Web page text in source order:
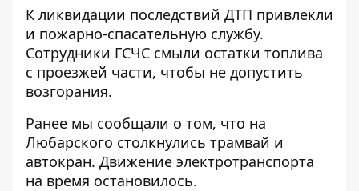
К ликвидации последствий ДТП привлекли
и пожарно-спасательную службу.
Сотрудники ГСЧС смыли остатки топлива
с проезжей части, чтобы не допустить
возгорания.
Ранее мы сообщали о том, что на
Любарского столкнулись трамвай и
автокран. Движение электротранспорта
на время остановилось.